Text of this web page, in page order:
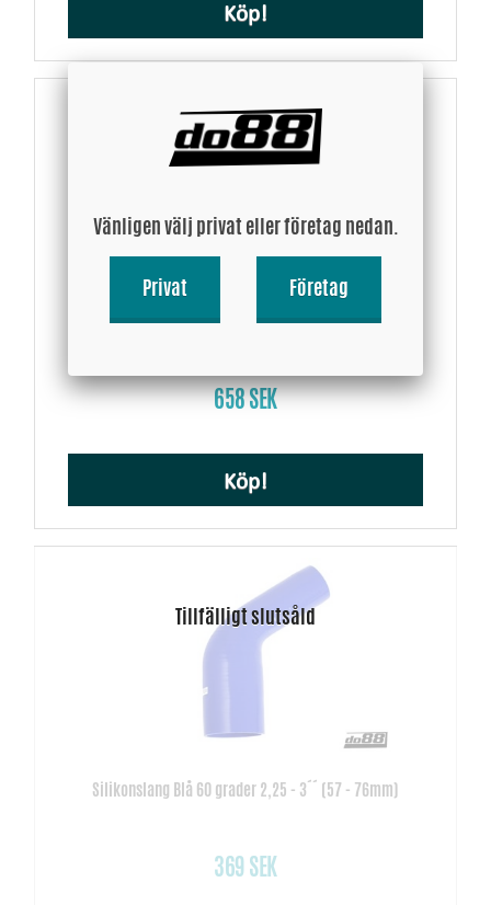
Köp!
Saab 9-3 TTiD 08-11 Turbo utloppsslang
658 SEK
Köp!
Silikonslang Blå 60 grader 2,25 - 3´´ (57 - 76mm)
369 SEK
Vänligen välj privat eller företag nedan.
Privat Företag